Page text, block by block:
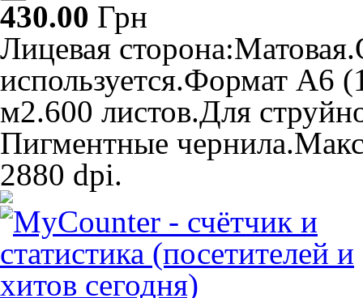
430.00 Грн
Лицевая
используется.Формат A6
м2.600 листов.Для
Пигментные
2880 dpi.